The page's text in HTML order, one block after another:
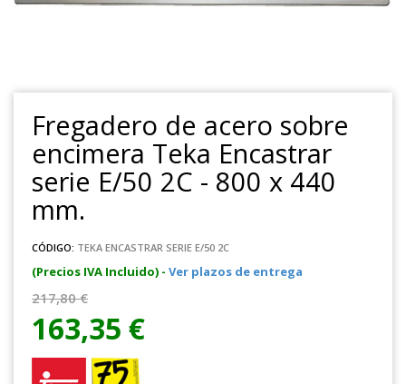
Fregadero de acero sobre
encimera Teka Encastrar
serie E/50 2C - 800 x 440
mm.
CÓDIGO: TEKA ENCASTRAR SERIE E/50 2C
(Precios IVA Incluido) - Ver plazos de entrega
217,80 €
163,35 €